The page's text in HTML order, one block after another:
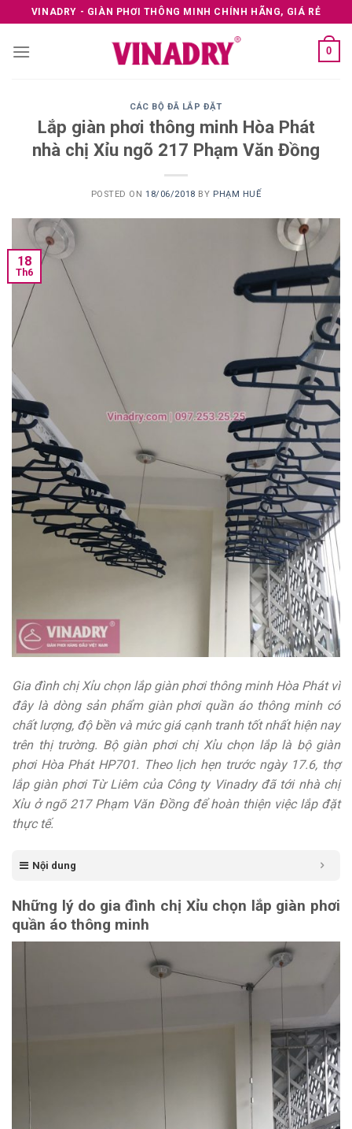
to
content
VINADRY - GIÀN PHƠI THÔNG MINH CHÍNH HÃNG, GIÁ RẺ
0
CÁC BỘ ĐÃ LẮP ĐẶT
Lắp giàn phơi thông minh Hòa Phát
nhà chị Xỉu ngõ 217 Phạm Văn Đồng
POSTED ON18/06/2018 BY PHẠM HUẾ
18
Th6
Gia đình chị Xỉu chọn lắp giàn phơi thông minh Hòa Phát vì
đây là dòng sản phẩm giàn phơi quần áo thông minh có
chất lượng, độ bền và mức giá cạnh tranh tốt nhất hiện nay
trên thị trường. Bộ giàn phơi chị Xỉu chọn lắp là bộ giàn
phơi Hòa Phát HP701. Theo lịch hẹn trước ngày 17.6, thợ
lắp giàn phơi Từ Liêm của Công ty Vinadry đã tới nhà chị
Xỉu ở ngõ 217 Phạm Văn Đồng để hoàn thiện việc lắp đặt
thực tế.
Nội dung
Những lý do gia đình chị Xỉu chọn lắp giàn phơi
quần áo thông minh